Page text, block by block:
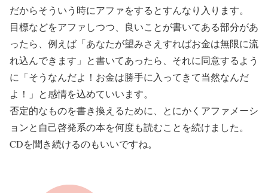
だからそういう時にアファをするとすんなり入ります。
目標などをアファしつつ、良いことが書いてある部分があ
ったら、例えば「あなたが望みさえすればお金は無限に流
れ込んできます」と書いてあったら、それに同意するよう
に「そうなんだよ！お金は勝手に入ってきて当然なんだ
よ！」と感情を込めていいます。
否定的なものを書き換えるために、とにかくアファメーシ
ョンと自己啓発系の本を何度も読むことを続けました。
CDを聞き続けるのもいいですね。